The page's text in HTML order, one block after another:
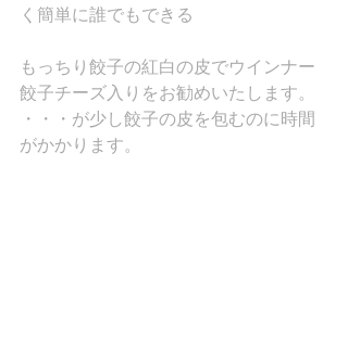
く簡単に誰でもできる
もっちり餃子の紅白の皮でウインナー
餃子チーズ入りをお勧めいたします。
・・・が少し餃子の皮を包むのに時間
がかかります。